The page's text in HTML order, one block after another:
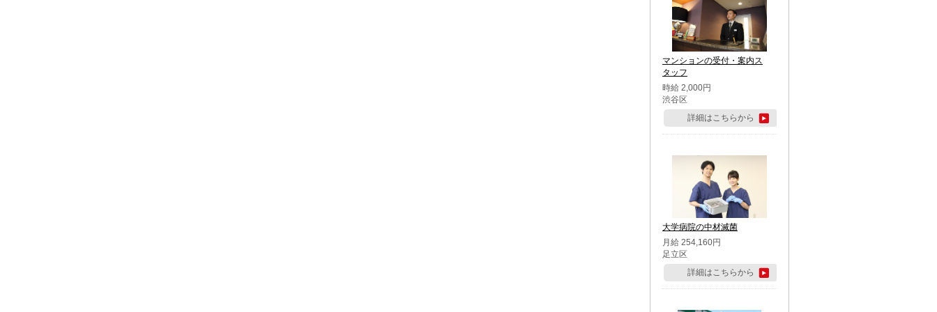
マンションの受付・案内ス
タッフ
時給 2,000円
渋谷区
詳細はこちらから
大学病院の中材滅菌
月給 254,160円
足立区
詳細はこちらから